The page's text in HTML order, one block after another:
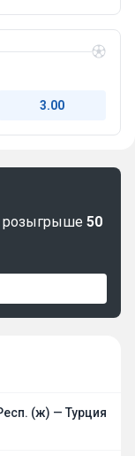
3.00
розыгрыше 50
(ж) — Турция